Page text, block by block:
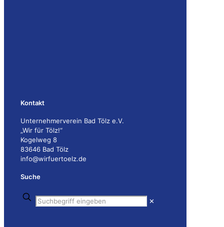
Kontakt
Unternehmerverein Bad Tölz e.V.
„Wir für Tölz!“
Kogelweg 8
83646 Bad Tölz
info@wirfuertoelz.de
Suche
✕